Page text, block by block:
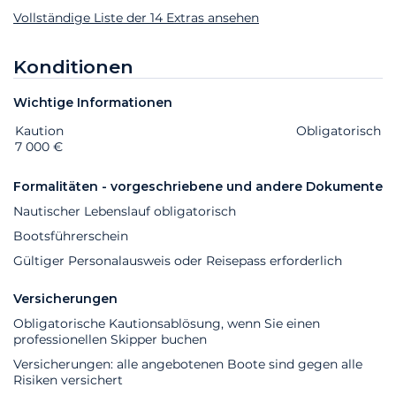
Vollständige Liste der 14 Extras ansehen
Konditionen
Wichtige Informationen
Extras Status
Kaution
Obligatorisch
7 000 €
Formalitäten - vorgeschriebene und andere Dokumente
Nautischer Lebenslauf obligatorisch
Bootsführerschein
Gültiger Personalausweis oder Reisepass erforderlich
Versicherungen
Obligatorische Kautionsablösung, wenn Sie einen
professionellen Skipper buchen
Versicherungen: alle angebotenen Boote sind gegen alle
Risiken versichert